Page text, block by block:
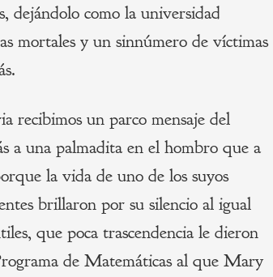
dejándolo como la universidad
mortales y un sinnúmero de víctimas
recibimos un parco mensaje del
a una palmadita en el hombro que a
la vida de uno de los suyos
brillaron por su silencio al igual
que poca trascendencia le dieron
de Matemáticas al que Mary